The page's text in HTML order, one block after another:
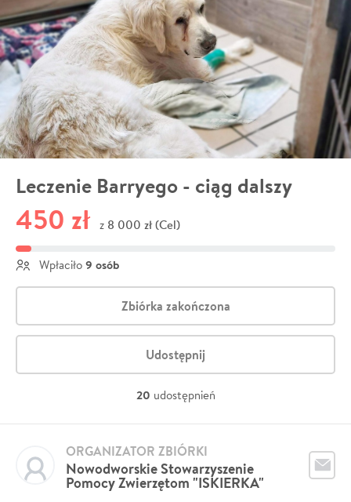
Leczenie Barryego - ciąg dalszy
450 zł z 8 000 zł (Cel)
Wpłaciło 9 osób
Zbiórka zakończona
Udostępnij
20 udostępnień
Nowodworskie Stowarzyszenie
Pomocy Zwierzętom "ISKIERKA"
ORGANIZATOR ZBIÓRKI